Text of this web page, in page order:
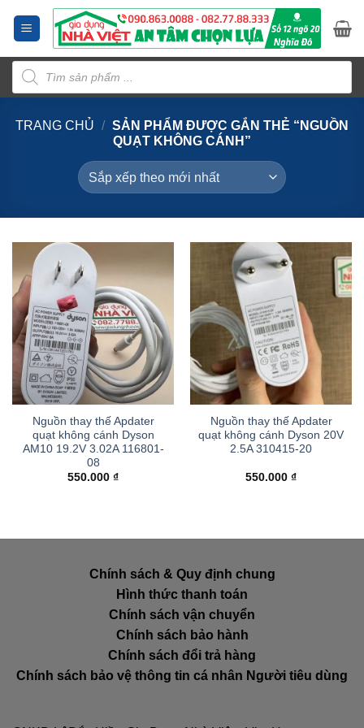
dung
Tìm
kiếm
sản
phẩm
TRANG CHỦ / SẢN PHẨM ĐƯỢC GẮN THẺ “NGUỒN
QUẠT KHÔNG CÁNH”
Nguồn thay thế Apdater
quạt không cánh Dyson
AM10 19.2V 3.02A 116801-
08
550.000 ₫
Nguồn thay thế Apdater
quạt không cánh Dyson 20V
2.5A 310415-20
550.000 ₫
Chính sách & Quy định chung
Hình thức thanh toán
Chính sách vận chuyển
Chính sách bảo hành
Chính sách đổi trả hàng
Chính sách bảo vệ thông tin cá nhân Người tiêu dùng